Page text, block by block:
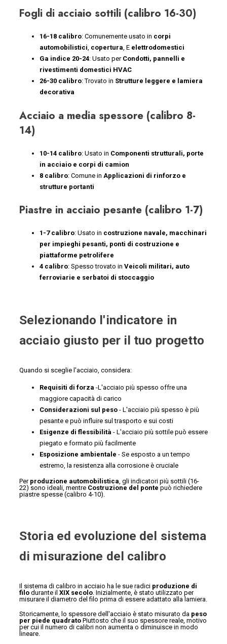
Fogli di acciaio sottili (calibro 16-30)
16-18 calibro: Comunemente usato in corpi
automobilistici, copertura, E elettrodomestici
Ga indice 20-24: Usato per Condotti, pannelli e
rivestimenti domestici HVAC
26-30 calibro: Trovato in Strutture leggere e lamiera
decorativa
Acciaio a media spessore (calibro 8-
14)
10-14 calibro: Usato in Componenti strutturali, porte
in acciaio e corpi di camion
8 calibro: Comune in Applicazioni di rinforzo e
strutture portanti
Piastre in acciaio pesante (calibro 1-7)
1-7 calibro: Usato in costruzione navale, macchinari
per impieghi pesanti, ponti di costruzione e
piattaforme petrolifere
4 calibro: Spesso trovato in Veicoli militari, auto
ferroviarie e serbatoi di stoccaggio
Selezionando l'indicatore in
acciaio giusto per il tuo progetto
Quando si sceglie l'acciaio, considera:
Requisiti di forza -L'acciaio più spesso offre una
maggiore capacità di carico
Considerazioni sul peso - L'acciaio più spesso è più
pesante e può influire sul trasporto e sui costi
Esigenze di flessibilità - L'acciaio più sottile può essere
piegato e formato più facilmente
Esposizione ambientale - Se esposto a un tempo
estremo, la resistenza alla corrosione è cruciale
Per produzione automobilistica , gli indicatori più sottili (16-
22) sono ideali, mentre Costruzione del ponte può richiedere
piastre spesse (calibro 4-10).
Storia ed evoluzione del sistema
di misurazione del calibro
Il sistema di calibro in acciaio ha le sue radici produzione di
filo durante il XIX secolo. Inizialmente, è stato utilizzato per
misurare il diametro del filo prima di essere adattato alla lamiera.
Storicamente, lo spessore dell'acciaio è stato misurato da peso
per piede quadrato Piuttosto che il suo spessore reale, motivo
per cui il numero di calibri non aumenta o diminuisce in modo
lineare.